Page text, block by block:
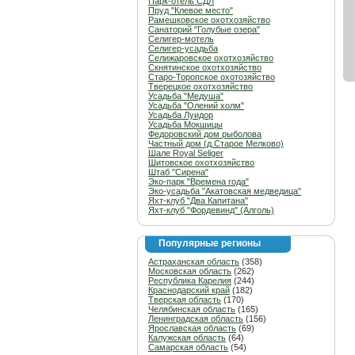
Пруд "Клевое место"
Рамешковское охотхозяйство
Санаторий "Голубые озера"
Селигер-мотель
Селигер-усадьба
Селижаровское охотхозяйство
Скнятинское охотхозяйство
Старо-Торопское охотозяйство
Тверецкое охотхозяйство
Усадьба "Медуша"
Усадьба "Олений холм"
Усадьба Луидор
Усадьба Мокшицы
Федоровский дом рыболова
Частный дом (д.Старое Мелково)
Шале Royal Seliger
Шитовское охотхозяйство
Штаб "Сирена"
Эко-парк "Времена года"
Эко-усадьба "Акатовская медведица"
Яхт-клуб "Два Капитана"
Яхт-клуб "Фордевинд" (Алголь)
Популярные регионы
Астраханская область (358)
Московская область (262)
Республика Карелия (244)
Краснодарский край (182)
Тверская область (170)
Челябинская область (165)
Ленинградская область (156)
Ярославская область (69)
Калужская область (64)
Самарская область (54)